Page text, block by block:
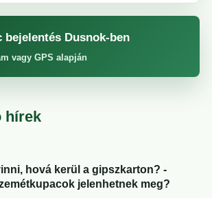
bejelentés Dusnok-ben
vagy GPS alapján
hírek
hová kerül a gipszkarton? -
jelenhetnek meg?